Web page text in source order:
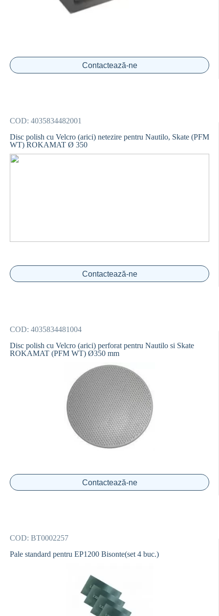
Contactează-ne
COD: 4035834482001
Disc polish cu Velcro (arici) netezire pentru Nautilo, Skate (PFM
WT) ROKAMAT Ø 350
Contactează-ne
COD: 4035834481004
Disc polish cu Velcro (arici) perforat pentru Nautilo si Skate
ROKAMAT (PFM WT) Ø350 mm
Contactează-ne
COD: BT0002257
Pale standard pentru EP1200 Bisonte(set 4 buc.)